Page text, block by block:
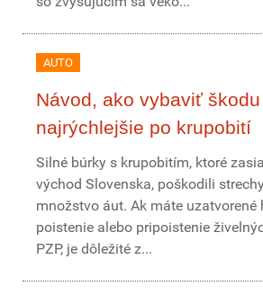
AUTO
Návod, ako vybaviť
najrýchlejšie po krupobití
Silné búrky s krupobitím, ktoré
východ Slovenska, poškodili
množstvo áut. Ak máte uzatvorené
poistenie alebo pripoistenie
PZP, je dôležité z...